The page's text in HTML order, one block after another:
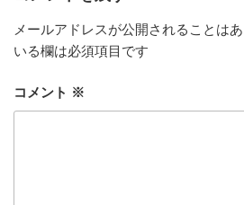
メールアドレスが公開されることはあ
いる欄は必須項目です
コメント ※